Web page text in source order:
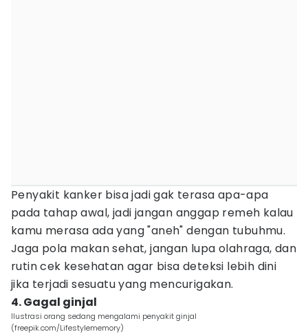
Penyakit kanker bisa jadi gak terasa apa-apa
pada tahap awal, jadi jangan anggap remeh kalau
kamu merasa ada yang "aneh" dengan tubuhmu.
Jaga pola makan sehat, jangan lupa olahraga, dan
rutin cek kesehatan agar bisa deteksi lebih dini
jika terjadi sesuatu yang mencurigakan.
4. Gagal ginjal
Ilustrasi orang sedang mengalami penyakit ginjal
(freepik.com/Lifestylememory)